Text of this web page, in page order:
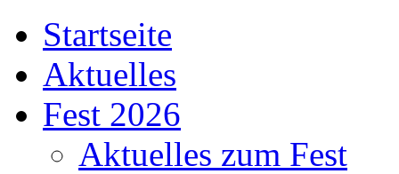
Startseite
Aktuelles
Fest 2026
Aktuelles zum Fest